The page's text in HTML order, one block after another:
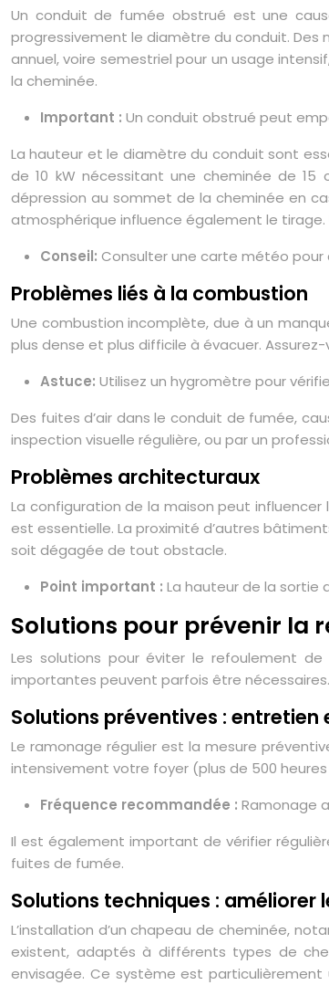
Un conduit de fumée obstrué est une
progressivement le diamètre du conduit. Des
annuel, voire semestriel pour un usage
la cheminée.
Important : Un conduit obstrué peut
La hauteur et le diamètre du conduit sont
de 10 kW nécessitant une cheminée de
dépression au sommet de la cheminée en
atmosphérique influence également le
Conseil: Consulter une carte météo pour
Problèmes liés à la combustion
Une combustion incomplète, due à un
plus dense et plus difficile à évacuer.
Astuce: Utilisez un hygromètre pour
Des fuites d’air dans le conduit de fumée,
inspection visuelle régulière, ou par un
Problèmes architecturaux
La configuration de la maison peut
est essentielle. La proximité d’autres
soit dégagée de tout obstacle.
Point important : La hauteur de la sortie
Solutions pour prévenir la
Les solutions pour éviter le refoulement
importantes peuvent parfois être nécessaires.
Solutions préventives : entretien
Le ramonage régulier est la mesure
intensivement votre foyer (plus de 500
Fréquence recommandée : Ramonage
Il est également important de vérifier
fuites de fumée.
Solutions techniques : améliorer
L’installation d’un chapeau de cheminée,
existent, adaptés à différents types de
envisagée. Ce système est